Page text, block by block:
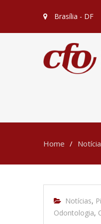
Brasília - DF
Home
Notícias,
Odontologia,